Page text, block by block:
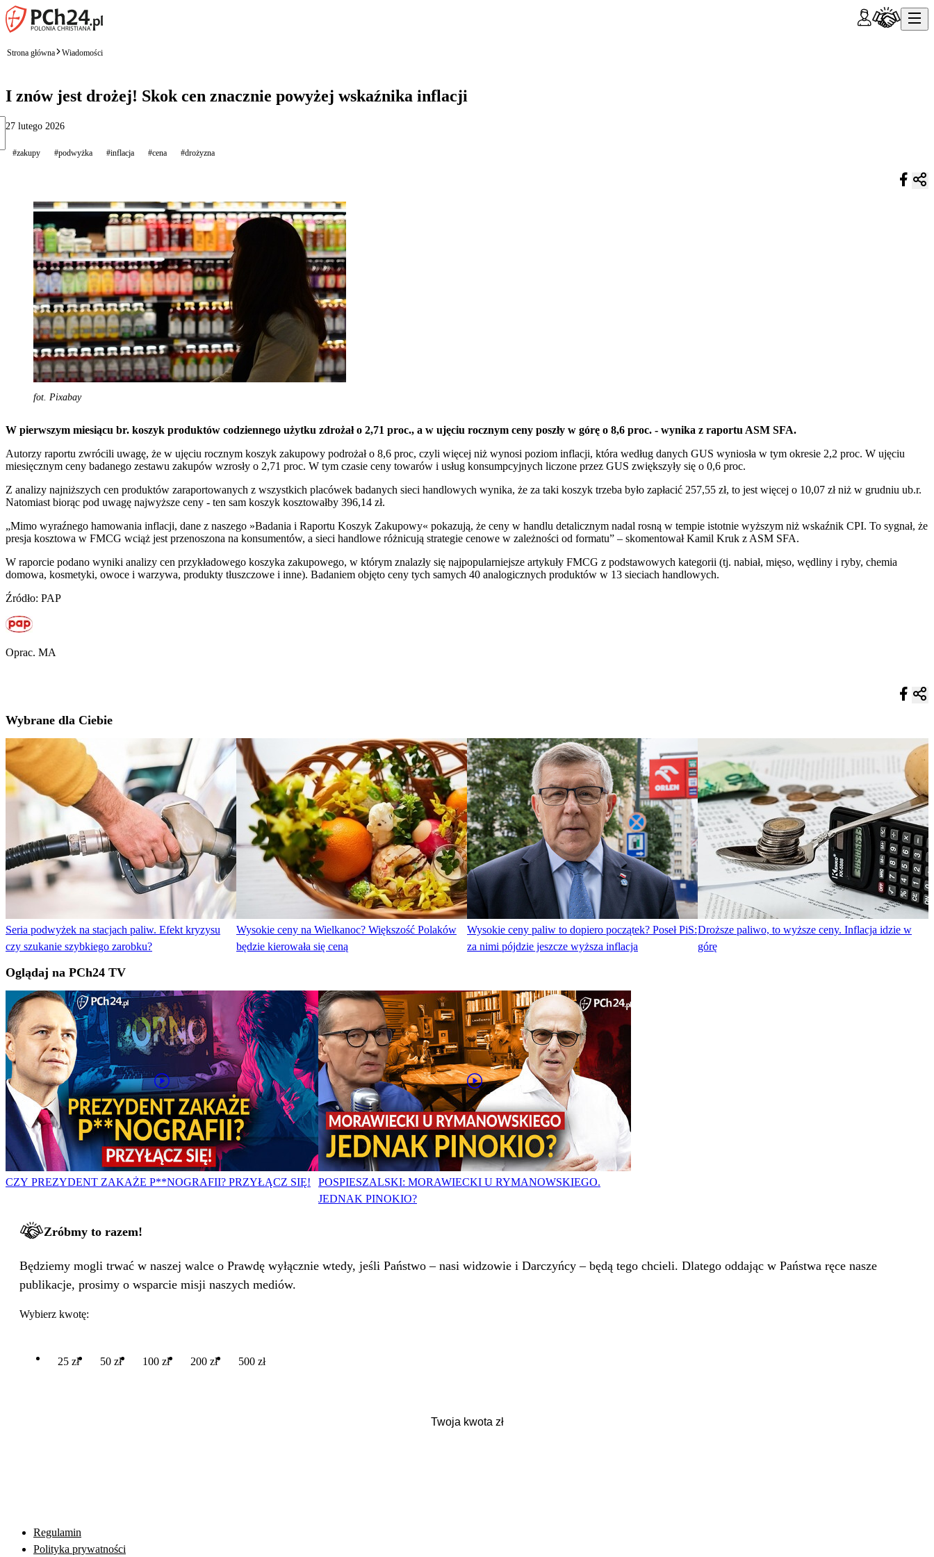
Strona główna Wiadomości
I znów jest drożej! Skok cen znacznie powyżej wskaźnika inflacji
27 lutego 2026
#zakupy #podwyżka #inflacja #cena #drożyzna
fot. Pixabay
W pierwszym miesiącu br. koszyk produktów codziennego użytku zdrożał o 2,71 proc., a w ujęciu rocznym ceny poszły w górę o 8,6 proc. - wynika z raportu ASM SFA.
Autorzy raportu zwrócili uwagę, że w ujęciu rocznym koszyk zakupowy podrożał o 8,6 proc, czyli więcej niż wynosi poziom inflacji, która według danych GUS wyniosła w tym okresie 2,2 proc. W ujęciu
miesięcznym ceny badanego zestawu zakupów wzrosły o 2,71 proc. W tym czasie ceny towarów i usług konsumpcyjnych liczone przez GUS zwiększyły się o 0,6 proc.
Z analizy najniższych cen produktów zaraportowanych z wszystkich placówek badanych sieci handlowych wynika, że za taki koszyk trzeba było zapłacić 257,55 zł, to jest więcej o 10,07 zł niż w grudniu ub.r.
Natomiast biorąc pod uwagę najwyższe ceny - ten sam koszyk kosztowałby 396,14 zł.
„Mimo wyraźnego hamowania inflacji, dane z naszego »Badania i Raportu Koszyk Zakupowy« pokazują, że ceny w handlu detalicznym nadal rosną w tempie istotnie wyższym niż wskaźnik CPI. To sygnał, że
presja kosztowa w FMCG wciąż jest przenoszona na konsumentów, a sieci handlowe różnicują strategie cenowe w zależności od formatu” – skomentował Kamil Kruk z ASM SFA.
W raporcie podano wyniki analizy cen przykładowego koszyka zakupowego, w którym znalazły się najpopularniejsze artykuły FMCG z podstawowych kategorii (tj. nabiał, mięso, wędliny i ryby, chemia
domowa, kosmetyki, owoce i warzywa, produkty tłuszczowe i inne). Badaniem objęto ceny tych samych 40 analogicznych produktów w 13 sieciach handlowych.
Źródło: PAP
Oprac. MA
Wybrane dla Ciebie
Seria podwyżek na stacjach paliw. Efekt kryzysu
czy szukanie szybkiego zarobku?
Wysokie ceny na Wielkanoc? Większość Polaków
będzie kierowała się ceną
Wysokie ceny paliw to dopiero początek? Poseł PiS:
za nimi pójdzie jeszcze wyższa inflacja
Droższe paliwo, to wyższe ceny. Inflacja idzie w
górę
Oglądaj na PCh24 TV
CZY PREZYDENT ZAKAŻE P**NOGRAFII? PRZYŁĄCZ SIĘ!
POSPIESZALSKI: MORAWIECKI U RYMANOWSKIEGO.
JEDNAK PINOKIO?
Zróbmy to razem!
Będziemy mogli trwać w naszej walce o Prawdę wyłącznie wtedy, jeśli Państwo – nasi widzowie i Darczyńcy – będą tego chcieli. Dlatego oddając w Państwa ręce nasze
publikacje, prosimy o wsparcie misji naszych mediów.
Wybierz kwotę:
25 zł 50 zł 100 zł 200 zł 500 zł
Regulamin
Polityka prywatności